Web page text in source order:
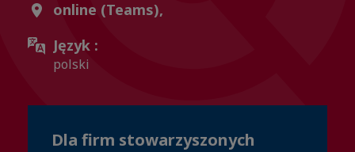
online (Teams),
Język :
polski
Dla firm stowarzyszonych